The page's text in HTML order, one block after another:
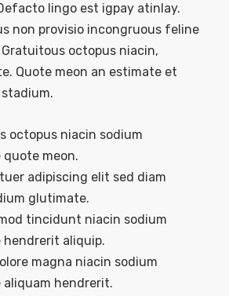
lingo est igpay atinlay.
non provisio incongruous feline
octopus niacin,
Quote meon an estimate et
octopus niacin sodium
meon.
adipiscing elit sed diam
glutimate.
tincidunt niacin sodium
aliquip.
magna niacin sodium
hendrerit.